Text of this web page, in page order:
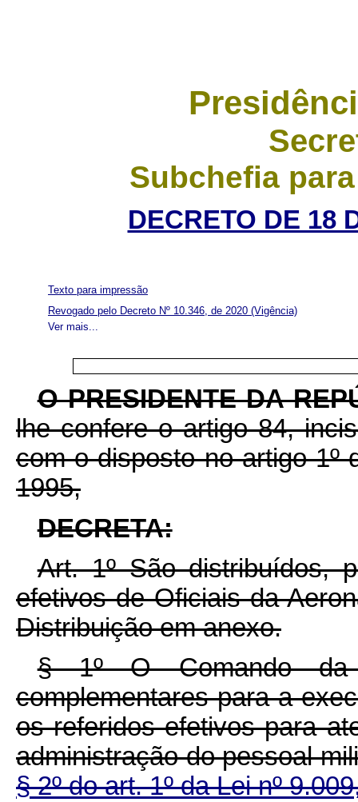
Subchefia
DECRETO DE 18
Ver mais...
Texto para impressão
Revogado pelo Decreto Nº 10.346, de 2020 (Vigência)
O PRESIDENTE DA
lhe confere o artigo 84,
com o disposto no artigo 1º
1995,
DECRETA:
Art. 1º São distribuídos,
efetivos de Oficiais da
Distribuição em anexo.
§ 1º O Comando da
complementares para a
os referidos efetivos para
administração do pessoal
§ 2º do art. 1º da Lei nº